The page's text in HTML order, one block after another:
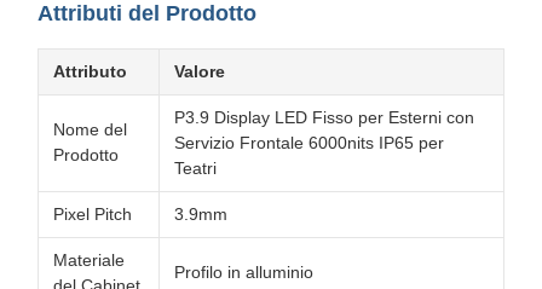
Attributi del Prodotto
Attributo Valore
Nome del
Prodotto
P3.9 Display LED Fisso per Esterni con
Servizio Frontale 6000nits IP65 per
Teatri
Pixel Pitch 3.9mm
Materiale
Profilo in alluminio